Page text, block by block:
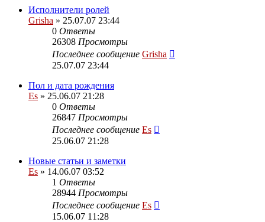
Исполнители ролей
Grisha » 25.07.07 23:44
0 Ответы
26308 Просмотры
Последнее сообщение Grisha
25.07.07 23:44
Пол и дата рождения
Es » 25.06.07 21:28
0 Ответы
26847 Просмотры
Последнее сообщение Es
25.06.07 21:28
Новые статьи и заметки
Es » 14.06.07 03:52
1 Ответы
28944 Просмотры
Последнее сообщение Es
15.06.07 11:28